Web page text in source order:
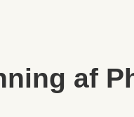
af